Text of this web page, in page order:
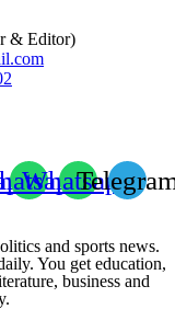
& Editor)
Whatsapp
and sports news.
You get education,
business and